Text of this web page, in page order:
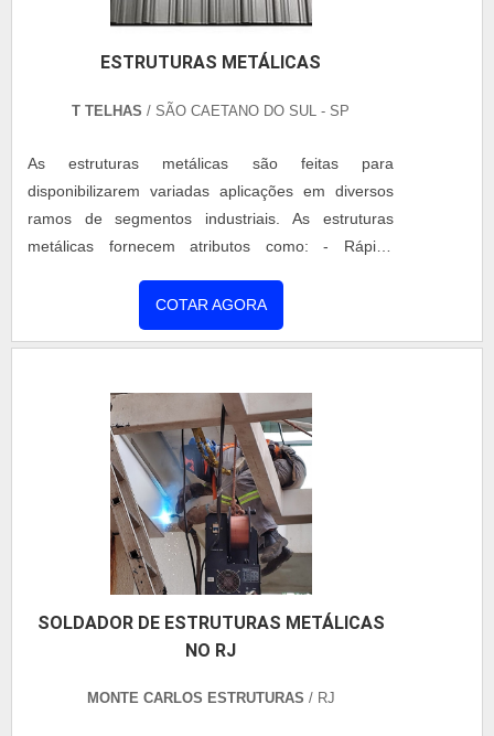
ESTRUTURAS METÁLICAS
T TELHAS / SÃO CAETANO DO SUL - SP
As estruturas metálicas são feitas para
disponibilizarem variadas aplicações em diversos
ramos de segmentos industriais. As estruturas
metálicas fornecem atributos como: - Rápida
somente com materiais de primeira linha para
fornecer resistência, praticidade e durabilidade.
a sua flexibilidade para inúmer....
COTAR AGORA
SOLDADOR DE ESTRUTURAS METÁLICAS
NO RJ
MONTE CARLOS ESTRUTURAS / RJ